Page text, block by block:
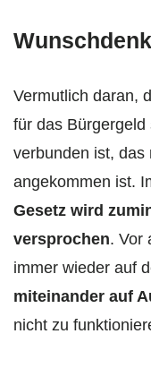
Vermutlich daran,
für das
verbunden ist, das
angekommen ist.
Gesetz wird
versprochen. Vor
immer wieder auf
miteinander auf
nicht zu